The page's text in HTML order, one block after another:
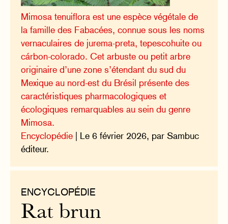
Mimosa tenuiflora est une espèce végétale de
la famille des Fabacées, connue sous les noms
vernaculaires de jurema-preta, tepescohuite ou
cárbon-colorado. Cet arbuste ou petit arbre
originaire d’une zone s’étendant du sud du
Mexique au nord-est du Brésil présente des
caractéristiques pharmacologiques et
écologiques remarquables au sein du genre
Mimosa.
Encyclopédie | Le 6 février 2026, par Sambuc
éditeur.
ENCYCLOPÉDIE
Rat brun